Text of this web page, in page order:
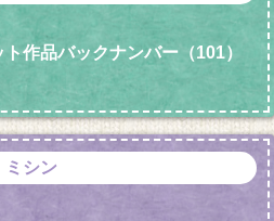
作品バックナンバー（101）
ミシン